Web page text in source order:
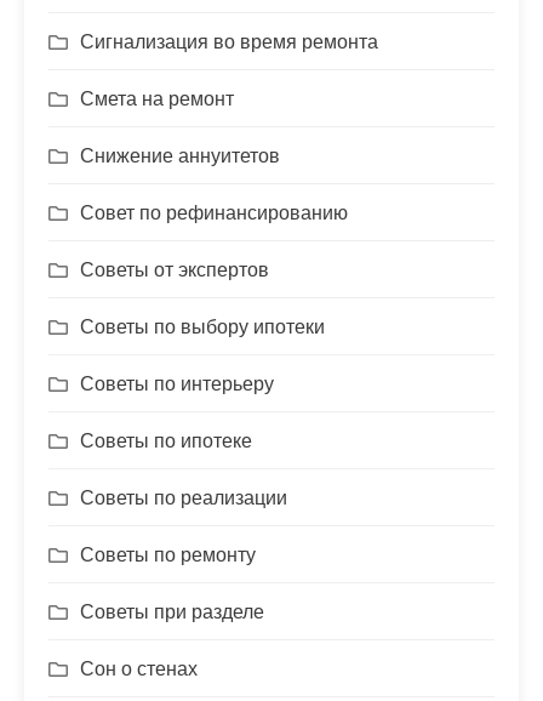
Сигнализация во время ремонта
Смета на ремонт
Снижение аннуитетов
Совет по рефинансированию
Советы от экспертов
Советы по выбору ипотеки
Советы по интерьеру
Советы по ипотеке
Советы по реализации
Советы по ремонту
Советы при разделе
Сон о стенах